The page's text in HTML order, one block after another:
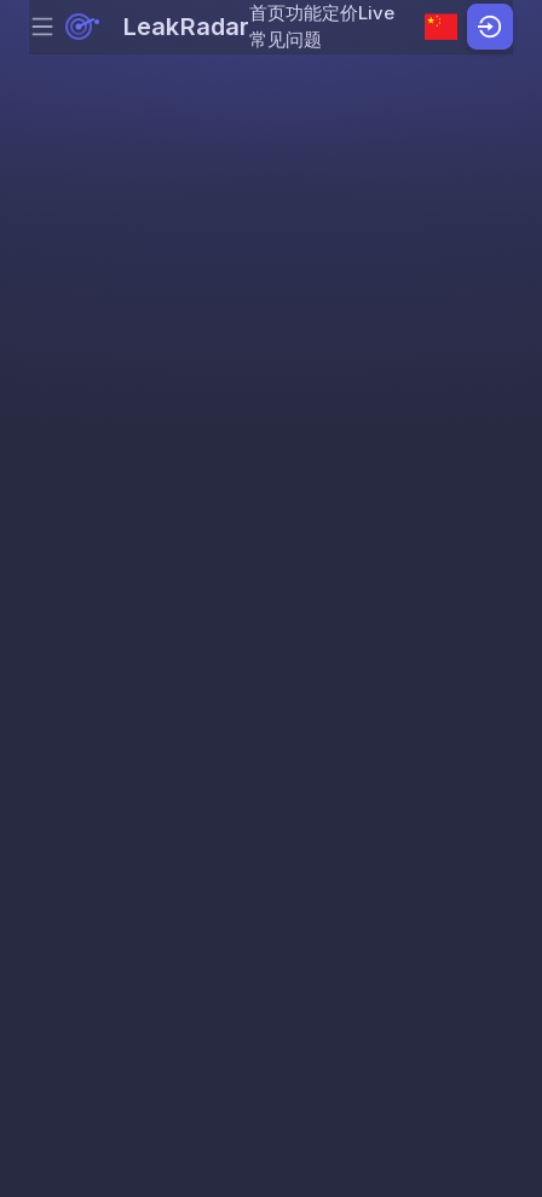
Skip to content
Menu LeakRadar首页功能定价Live
常见问题